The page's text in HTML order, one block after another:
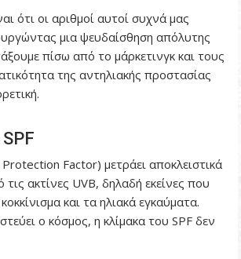
ότι οι αριθμοί αυτοί συχνά μας
μια ψευδαίσθηση απόλυτης
πίσω από το μάρκετινγκ και τους
της αντηλιακής προστασίας
Protection Factor) μετράει αποκλειστικά
ακτίνες UVB, δηλαδή εκείνες που
και τα ηλιακά εγκαύματα.
ο κόσμος, η κλίμακα του SPF δεν